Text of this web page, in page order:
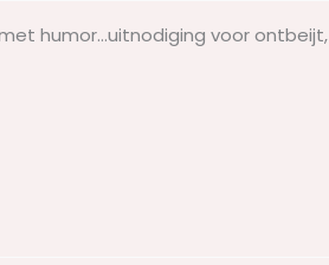
humor…uitnodiging voor ontbeijt,